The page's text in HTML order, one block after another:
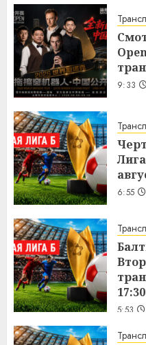
9:33
6:55
17:30
5:53